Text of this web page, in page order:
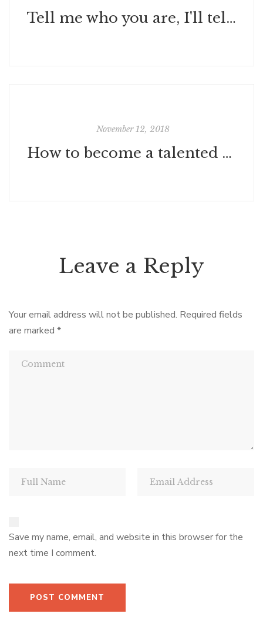
Tell me who you are, I'll tell you what to drink
November 12, 2018
How to become a talented chef?
Leave a Reply
Your email address will not be published. Required fields
are marked *
Save my name, email, and website in this browser for the
next time I comment.